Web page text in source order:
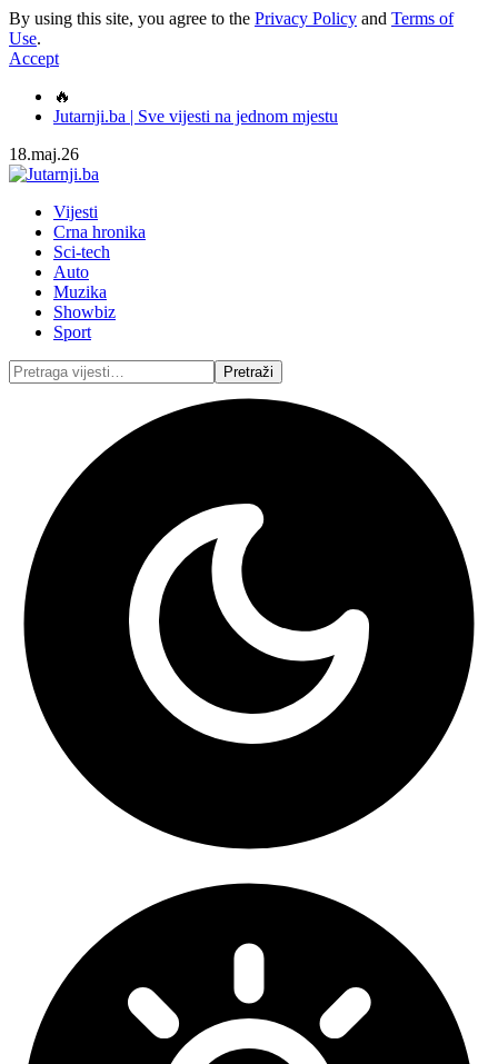
By using this site, you agree to the Privacy Policy and Terms of
Use.
Accept
🔥
Jutarnji.ba | Sve vijesti na jednom mjestu
18.maj.26
Vijesti
Crna hronika
Sci-tech
Auto
Muzika
Showbiz
Sport